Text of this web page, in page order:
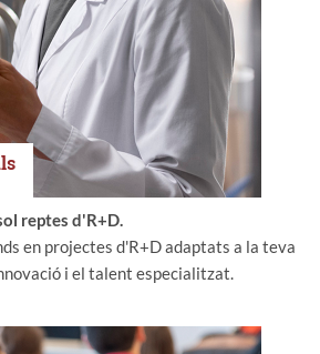
reptes d'R+D.
en projectes d'R+D adaptats a la teva
i el talent especialitzat.